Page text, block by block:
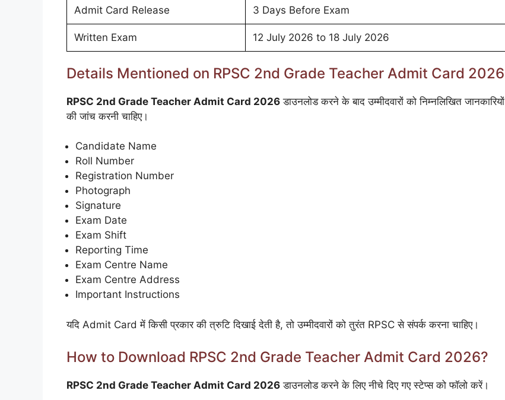
Admit Card Release 3 Days Before Exam
Written Exam 12 July 2026 to 18 July 2026
Details Mentioned on RPSC 2nd Grade Teacher Admit Card 2026
RPSC 2nd Grade Teacher Admit Card 2026 डाउनलोड करने के बाद उम्मीदवारों को निम्नलिखित जानकारियों
की जांच करनी चाहिए।
Candidate Name
Roll Number
Registration Number
Photograph
Signature
Exam Date
Exam Shift
Reporting Time
Exam Centre Name
Exam Centre Address
Important Instructions
यदि Admit Card में किसी प्रकार की त्रुटि दिखाई देती है, तो उम्मीदवारों को तुरंत RPSC से संपर्क करना चाहिए।
How to Download RPSC 2nd Grade Teacher Admit Card 2026?
RPSC 2nd Grade Teacher Admit Card 2026 डाउनलोड करने के लिए नीचे दिए गए स्टेप्स को फॉलो करें।